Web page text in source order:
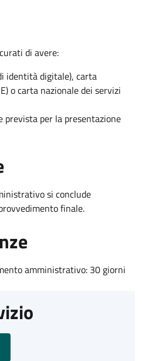
di avere:
identità digitale), carta
o carta nazionale dei servizi
per la presentazione
si conclude
finale.
amministrativo: 30 giorni